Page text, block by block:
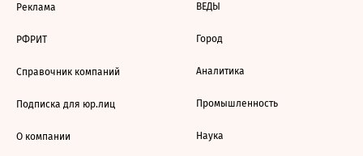
Реклама
РФРИТ
Справочник компаний
Подписка для юр.лиц
О компании
ВЕДЫ
Город
Аналитика
Промышленность
Наука